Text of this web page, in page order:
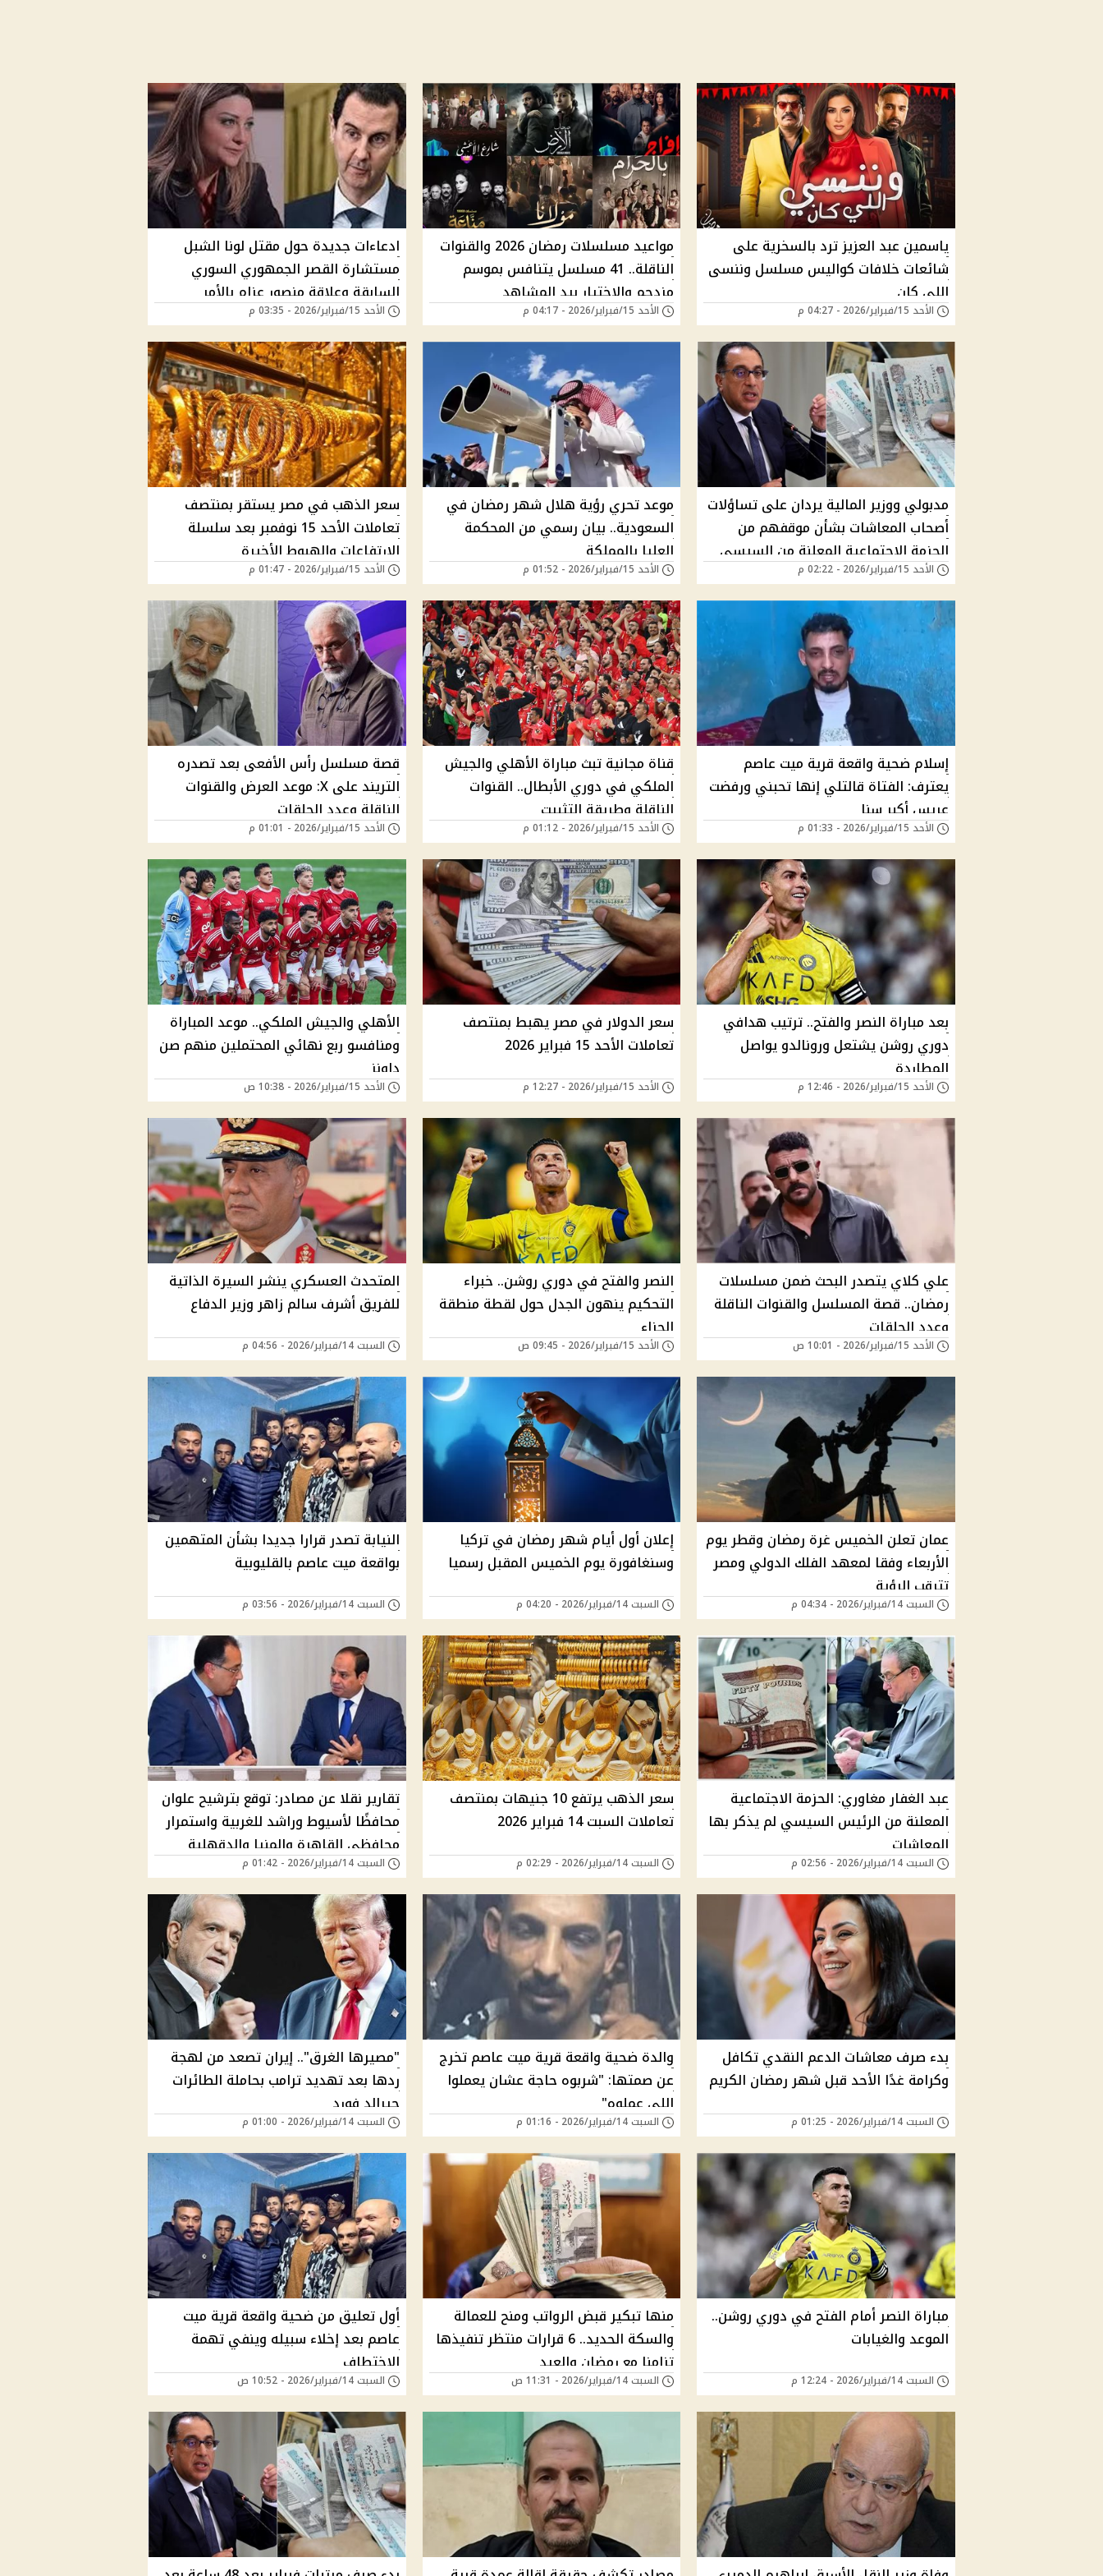
ياسمين عبد العزيز ترد بالسخرية على
شائعات خلافات كواليس مسلسل وننسى
اللى كان
الأحد 15/فبراير/2026 - 04:27 م
مواعيد مسلسلات رمضان 2026 والقنوات
الناقلة.. 41 مسلسل يتنافس بموسم
مزدحم والاختيار بيد المشاهد
الأحد 15/فبراير/2026 - 04:17 م
ادعاءات جديدة حول مقتل لونا الشبل
مستشارة القصر الجمهوري السوري
السابقة وعلاقة منصور عزام بالأمر
الأحد 15/فبراير/2026 - 03:35 م
مدبولي ووزير المالية يردان على تساؤلات
أصحاب المعاشات بشأن موقفهم من
الحزمة الاجتماعية المعلنة من السيسي
الأحد 15/فبراير/2026 - 02:22 م
موعد تحري رؤية هلال شهر رمضان في
السعودية.. بيان رسمي من المحكمة
العليا بالمملكة
الأحد 15/فبراير/2026 - 01:52 م
سعر الذهب في مصر يستقر بمنتصف
تعاملات الأحد 15 نوفمبر بعد سلسلة
الارتفاعات والهبوط الأخيرة
الأحد 15/فبراير/2026 - 01:47 م
إسلام ضحية واقعة قرية ميت عاصم
يعترف: الفتاة قالتلي إنها تحبني ورفضت
عريس أكبر سنا
الأحد 15/فبراير/2026 - 01:33 م
قناة مجانية تبث مباراة الأهلي والجيش
الملكي في دوري الأبطال.. القنوات
الناقلة وطريقة التثبيت
الأحد 15/فبراير/2026 - 01:12 م
قصة مسلسل رأس الأفعى بعد تصدره
التريند على X: موعد العرض والقنوات
الناقلة وعدد الحلقات
الأحد 15/فبراير/2026 - 01:01 م
بعد مباراة النصر والفتح.. ترتيب هدافي
دوري روشن يشتعل ورونالدو يواصل
المطاردة
الأحد 15/فبراير/2026 - 12:46 م
سعر الدولار في مصر يهبط بمنتصف
تعاملات الأحد 15 فبراير 2026
الأحد 15/فبراير/2026 - 12:27 م
الأهلي والجيش الملكي.. موعد المباراة
ومنافسو ربع نهائي المحتملين منهم صن
داونز
الأحد 15/فبراير/2026 - 10:38 ص
علي كلاي يتصدر البحث ضمن مسلسلات
رمضان.. قصة المسلسل والقنوات الناقلة
وعدد الحلقات
الأحد 15/فبراير/2026 - 10:01 ص
النصر والفتح في دوري روشن.. خبراء
التحكيم ينهون الجدل حول لقطة منطقة
الجزاء
الأحد 15/فبراير/2026 - 09:45 ص
المتحدث العسكري ينشر السيرة الذاتية
للفريق أشرف سالم زاهر وزير الدفاع
السبت 14/فبراير/2026 - 04:56 م
عمان تعلن الخميس غرة رمضان وقطر يوم
الأربعاء وفقا لمعهد الفلك الدولي ومصر
تترقب الرؤية
السبت 14/فبراير/2026 - 04:34 م
إعلان أول أيام شهر رمضان في تركيا
وسنغافورة يوم الخميس المقبل رسميا
السبت 14/فبراير/2026 - 04:20 م
النيابة تصدر قرارا جديدا بشأن المتهمين
بواقعة ميت عاصم بالقليوبية
السبت 14/فبراير/2026 - 03:56 م
عبد الغفار مغاوري: الحزمة الاجتماعية
المعلنة من الرئيس السيسي لم يذكر بها
المعاشات
السبت 14/فبراير/2026 - 02:56 م
سعر الذهب يرتفع 10 جنيهات بمنتصف
تعاملات السبت 14 فبراير 2026
السبت 14/فبراير/2026 - 02:29 م
تقارير نقلا عن مصادر: توقع بترشيح علوان
محافظًا لأسيوط وراشد للغربية واستمرار
محافظي القاهرة والمنيا والدقهلية
السبت 14/فبراير/2026 - 01:42 م
بدء صرف معاشات الدعم النقدي تكافل
وكرامة غدًا الأحد قبل شهر رمضان الكريم
السبت 14/فبراير/2026 - 01:25 م
والدة ضحية واقعة قرية ميت عاصم تخرج
عن صمتها: "شربوه حاجة عشان يعملوا
اللي عملوه"
السبت 14/فبراير/2026 - 01:16 م
"مصيرها الغرق".. إيران تصعد من لهجة
ردها بعد تهديد ترامب بحاملة الطائرات
جيرالد فورد
السبت 14/فبراير/2026 - 01:00 م
مباراة النصر أمام الفتح في دوري روشن..
الموعد والغيابات
السبت 14/فبراير/2026 - 12:24 م
منها تبكير قبض الرواتب ومنح للعمالة
والسكة الحديد.. 6 قرارات منتظر تنفيذها
تزامنا مع رمضان والعيد
السبت 14/فبراير/2026 - 11:31 ص
أول تعليق من ضحية واقعة قرية ميت
عاصم بعد إخلاء سبيله وينفي تهمة
الاختطاف
السبت 14/فبراير/2026 - 10:52 ص